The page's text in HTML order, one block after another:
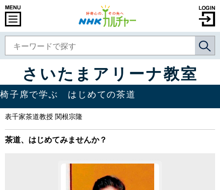
さいたまアリーナ教室
椅子席で学ぶ はじめての茶道
表千家茶道教授 関根宗隆
茶道、はじめてみませんか？